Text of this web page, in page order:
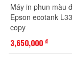
Máy in phun màu
Epson ecotank
copy
3,650,000 đ